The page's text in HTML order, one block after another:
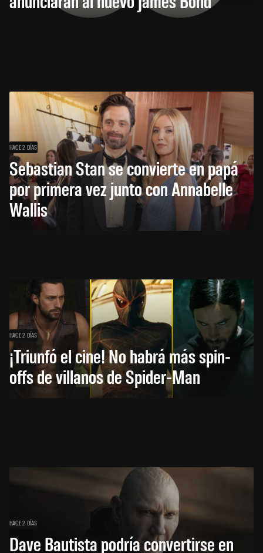
HACE 2 DÍAS
Sebastian Stan se convierte en papá
por primera vez junto con Annabelle
Wallis
HACE 2 DÍAS
¡Triunfó el cine! No habrá más spin-
offs de villanos de Spider-Man
HACE 2 DÍAS
Dave Bautista podría convertirse en